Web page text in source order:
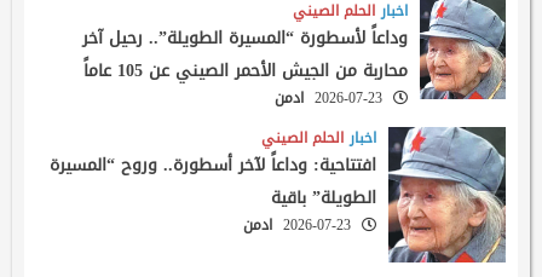
اخبار الحلم الصيني
وداعاً لأسطورة “المسيرة الطويلة”.. رحيل آخر
محاربة من الجيش الأحمر الصيني عن 105 عاماً
2026-07-23
ادمن
اخبار الحلم الصيني
افتتاحية: وداعاً لآخر أسطورة.. وروح “المسيرة
الطويلة” باقية
2026-07-23 ادمن